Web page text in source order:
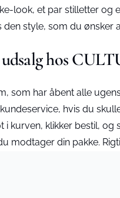
look, et par stilletter og
style, som du ønsker
hos
som har åbent alle
hvis du
kurven, klikker bestil,
modtager din pakke.